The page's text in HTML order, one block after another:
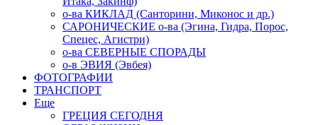
о-ва КИКЛАД (Санторини, Миконос и др.)
САРОНИЧЕСКИЕ о-ва (Эгина, Гидра, Порос,
Спецес, Агистри)
о-ва СЕВЕРНЫЕ СПОРАДЫ
о-в ЭВИЯ (Эвбея)
ФОТОГРАФИИ
ТРАНСПОРТ
Еще
ГРЕЦИЯ СЕГОДНЯ